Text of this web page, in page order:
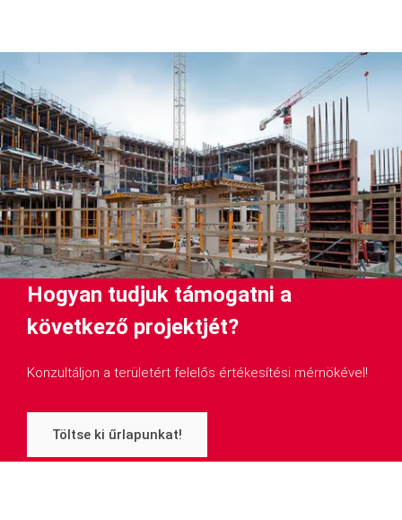
Hogyan tudjuk támogatni a
következő projektjét?
Konzultáljon a területért felelős értékesítési mérnökével!
Töltse ki űrlapunkat!